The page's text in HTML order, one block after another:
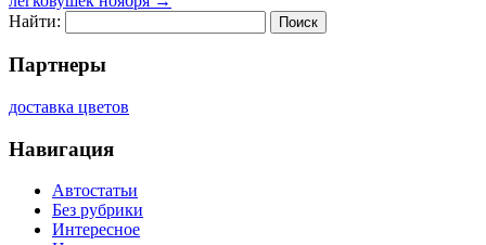
Найти:
Партнеры
доставка цветов
Навигация
Автостатьи
Без рубрики
Интересное